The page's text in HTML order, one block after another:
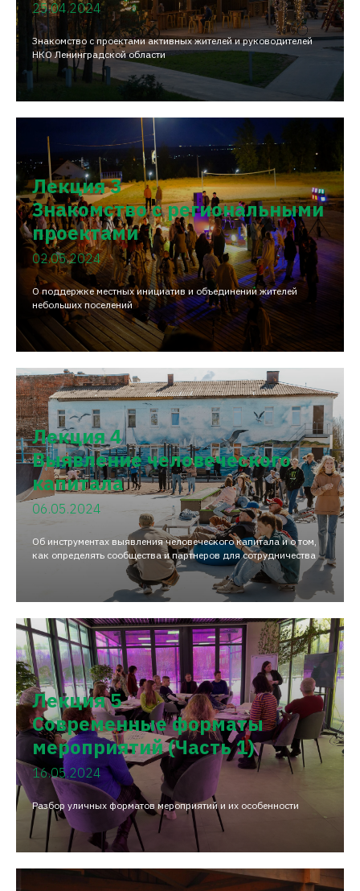
25.04.2024
Знакомство с проектами активных жителей и руководителей
НКО Ленинградской области
Лекция 3
Знакомство с региональными
проектами
02.05.2024
О поддержке местных инициатив и объединении жителей
небольших поселений
Лекция 4
Выявление человеческого
капитала
06.05.2024
Об инструментах выявления человеческого капитала и о том,
как определять сообщества и партнеров для сотрудничества
Лекция 5
Современные форматы
мероприятий (Часть 1)
16.05.2024
Разбор уличных форматов мероприятий и их особенности